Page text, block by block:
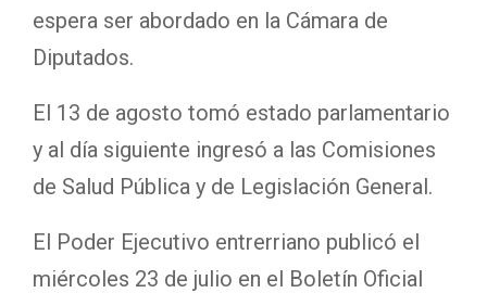
espera ser abordado en la Cámara de
Diputados.
El 13 de agosto tomó estado parlamentario
y al día siguiente ingresó a las Comisiones
de Salud Pública y de Legislación General.
El Poder Ejecutivo entrerriano publicó el
miércoles 23 de julio en el Boletín Oficial